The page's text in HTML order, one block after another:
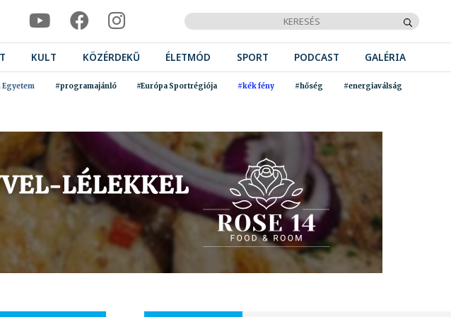
KULT KÖZÉRDEKŰ ÉLETMÓD SPORT PODCAST GALÉRIA
Egyetem #programajánló #Európa Sportrégiója #kék fény #hőség #energiaválság